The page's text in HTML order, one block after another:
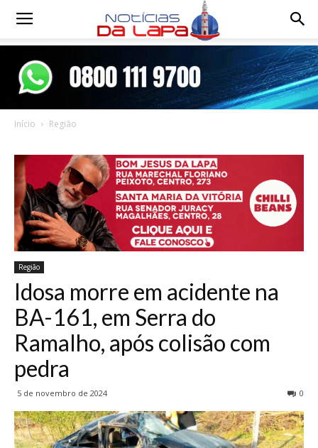
Notícias
Início Região
Região
Idosa morre em acidente na
BA-161, em Serra do
Ramalho, após colisão com
pedra
5 de novembro de 2024 0